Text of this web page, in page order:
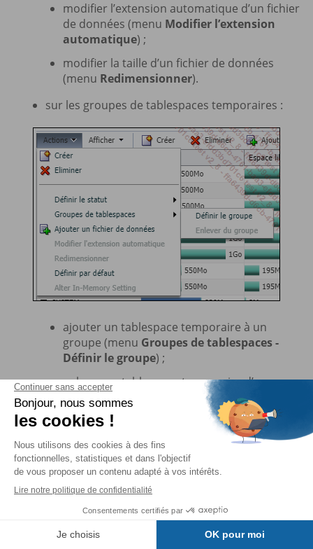
modifier l’extension automatique d’un fichier
de données (menu Modifier l’extension
automatique) ;
modifier la taille d’un fichier de données
(menu Redimensionner).
sur les groupes de tablespaces temporaires :
ajouter un tablespace temporaire à un
groupe (menu Groupes de tablespaces -
Définir le groupe) ;
enlever un tablespace temporaire d’un
groupe (menu
Groupes de tablespaces -
Enlever...
Vous lisez desextraits du livre.
Pour poursuivre…
J'achète
Table des matières